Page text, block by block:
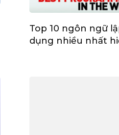
Top 10 ngôn ngữ
dụng nhiều nhất